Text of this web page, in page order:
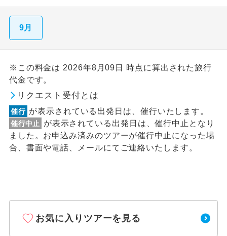
9月
※この料金は 2026年8月09日 時点に算出された旅行
代金です。
リクエスト受付とは
催行 が表示されている出発日は、催行いたします。
催行中止
が表示されている出発日は、催行中止となり
ました。お申込み済みのツアーが催行中止になった場
合、書面や電話、メールにてご連絡いたします。
お気に入りツアーを見る